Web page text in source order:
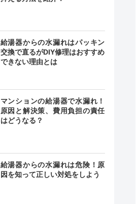
給湯器からの水漏れはパッキン
交換で直るがDIY修理はおすすめ
できない理由とは
マンションの給湯器で水漏れ！
原因と解決策、費用負担の責任
はどうなる？
給湯器からの水漏れは危険！原
因を知って正しい対処をしよう